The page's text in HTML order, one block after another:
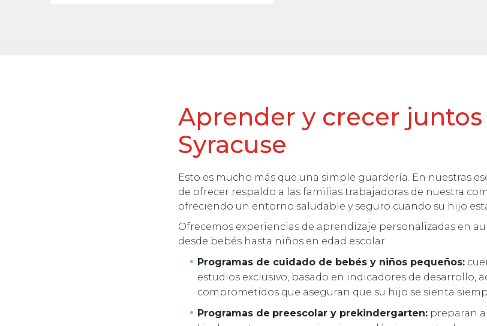
Aprender y crecer juntos
Syracuse
Esto es mucho más que una simple guardería. En nuestras
de ofrecer respaldo a las familias trabajadoras de nuestra
ofreciendo un entorno saludable y seguro cuando su hijo
Ofrecemos experiencias de aprendizaje personalizadas en
desde bebés hasta niños en edad escolar.
Programas de cuidado de bebés y niños pequeños:
estudios exclusivo, basado en indicadores de desarrollo,
comprometidos que aseguran que su hijo se sienta
Programas de preescolar y prekindergarten: preparan a